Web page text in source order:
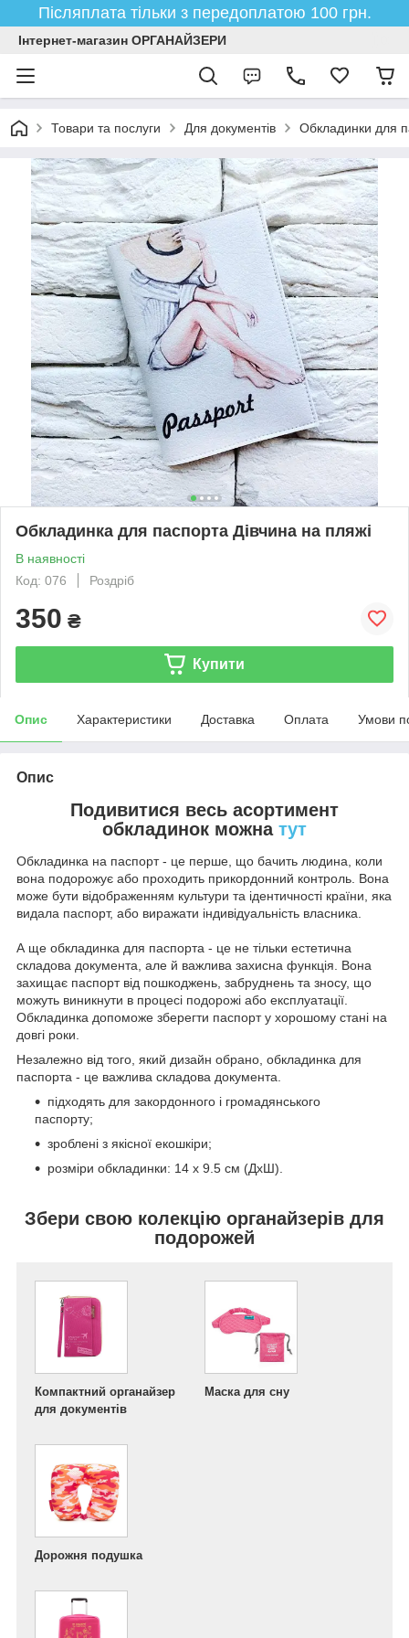
Післяплата тільки з передоплатою 100 грн.
Інтернет-магазин ОРГАНАЙЗЕРИ
Товари та послуги Для документів Обкладинки для
Обкладинка для паспорта Дівчина на пляжі
В наявності
Код: 076
Роздріб
350 ₴
Купити
Опис Характеристики Доставка Оплата Умови
Опис
Подивитися весь асортимент
обкладинок можна тут
Обкладинка на паспорт - це перше, що бачить людина, коли
вона подорожує або проходить прикордонний контроль. Вона
може бути відображенням культури та ідентичності країни, яка
видала паспорт, або виражати індивідуальність власника.
А ще обкладинка для паспорта - це не тільки естетична
складова документа, але й важлива захисна функція. Вона
захищає паспорт від пошкоджень, забруднень та зносу, що
можуть виникнути в процесі подорожі або експлуатації.
Обкладинка допоможе зберегти паспорт у хорошому стані на
довгі роки.
Незалежно від того, який дизайн обрано, обкладинка для
паспорта - це важлива складова документа.
підходять для закордонного і громадянського
паспорту;
зроблені з якісної екошкіри;
розміри обкладинки: 14 х 9.5 см (ДхШ).
Збери свою колекцію органайзерів для
подорожей
Компактний органайзер
для документів
Маска для сну
Дорожня подушка